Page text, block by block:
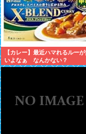
【カレー】最近ハマれるルー
いよなぁ なんかない？